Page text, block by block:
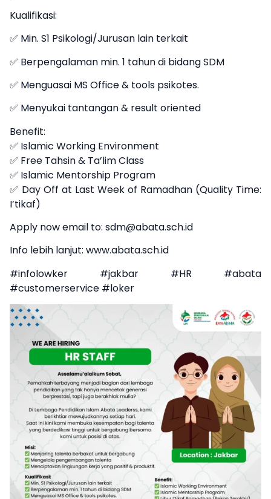
Kualifikasi:
✅ Min. S1 Psikologi/Jurusan lain terkait
✅ Berpengalaman min. 1 tahun di bidang SDM
✅ Menguasai MS Office & tools psikotes.
✅ Menyukai tantangan & result oriented
Benefit:
✅ Islamic Working Environment
✅ Free Tahsin & Ta’lim Class
✅ Islamic Mentorship Program
✅ Day Off at Last Week of Ramadhan (Quality Time:
I’tikaf)
Apply now email to: sdm@abata.sch.id
Info lebih lanjut: www.abata.sch.id
#infolowker #jakbar #HR #abata
#customerservice #loker